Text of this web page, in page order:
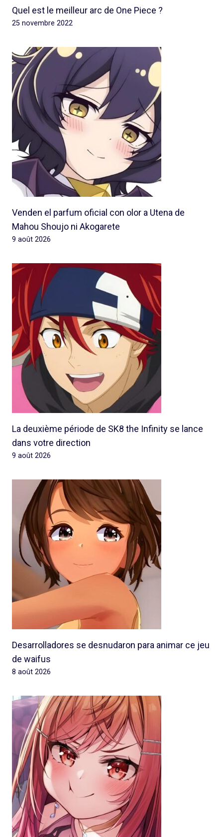
Quel est le meilleur arc de One Piece ?
25 novembre 2022
Venden el parfum oficial con olor a Utena de
Mahou Shoujo ni Akogarete
9 août 2026
La deuxième période de SK8 the Infinity se lance
dans votre direction
9 août 2026
Desarrolladores se desnudaron para animar ce jeu
de waifus
8 août 2026